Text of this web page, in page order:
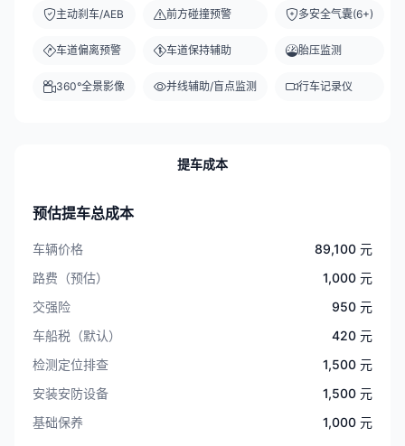
主动刹车/AEB
车道偏离预警
360°全景影像
前方碰撞预警
车道保持辅助
并线辅助/盲点监测
多安全气囊(6+)
胎压监测
行车记录仪
提车成本
预估提车总成本
车辆价格
89,100 元
路费（预估）
1,000 元
交强险
950 元
车船税（默认）
420 元
检测定位排查
1,500 元
安装安防设备
1,500 元
基础保养
1,000 元